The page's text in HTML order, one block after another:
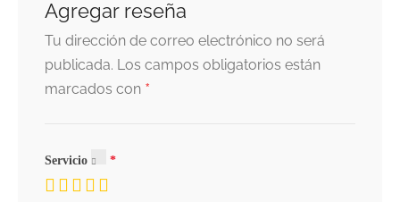
Agregar reseña
Tu dirección de correo electrónico no será
publicada. Los campos obligatorios están
marcados con *
Servicio